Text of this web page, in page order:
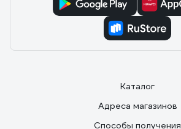
Каталог
Адреса магазинов
Способы получения